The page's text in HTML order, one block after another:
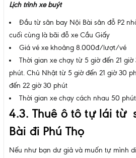
Lịch trình xe buýt
Đầu từ sân bay Nội Bài sân đỗ P2
cuối cùng là bãi đỗ xe Cầu Giấy
Giá vé xe khoảng 8.000đ/lượt/vé
Thời gian xe chạy từ 5 giờ đến 21
phút. Chủ Nhật từ 5 giờ đến 21 giờ 30
đến 22 giờ 30 phút
Thời gian xe chạy cách nhau 50
4.3. Thuê ô tô tự lái từ
Bài đi Phú Thọ
Nếu như bạn dư giả và muốn tự mình